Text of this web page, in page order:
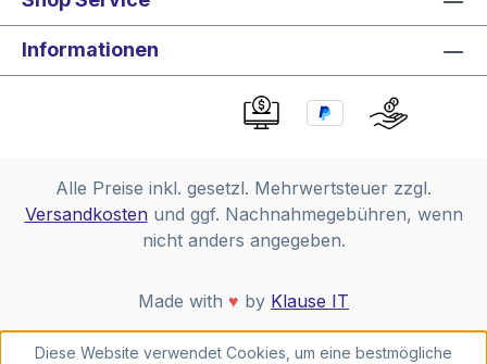
Informationen
Alle Preise inkl. gesetzl. Mehrwertsteuer zzgl.
Versandkostenund ggf. Nachnahmegebühren, wenn
nicht anders angegeben.
Made with ♥ by Klause IT
Diese Website verwendet Cookies, um eine bestmögliche